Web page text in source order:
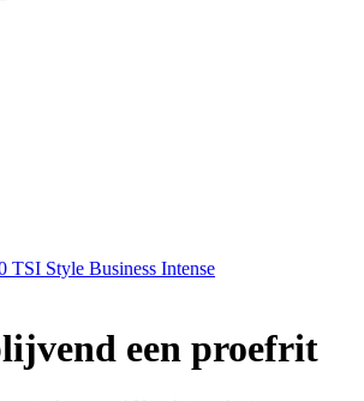
TSI Style Business Intense
een proefrit